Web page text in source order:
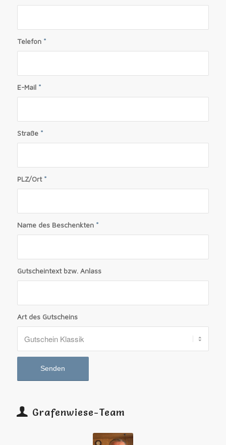
Telefon *
E-Mail *
Straße *
PLZ/Ort *
Name des Beschenkten *
Gutscheintext bzw. Anlass
Art des Gutscheins
Grafenwiese-Team